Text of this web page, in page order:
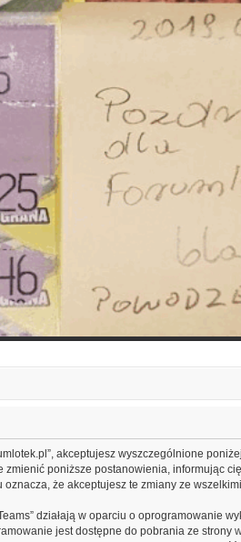
akceptujesz wyszczególnione
poniższe postanowienia, informując
że akceptujesz te zmiany ze
działają w oparciu o
jest dostępne do pobrania ze strony